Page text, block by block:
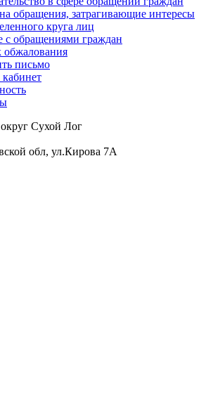
обращения, затрагивающие интересы
круга лиц
с обращениями граждан
обжалования
письмо
Сухой Лог
обл, ул.Кирова 7А